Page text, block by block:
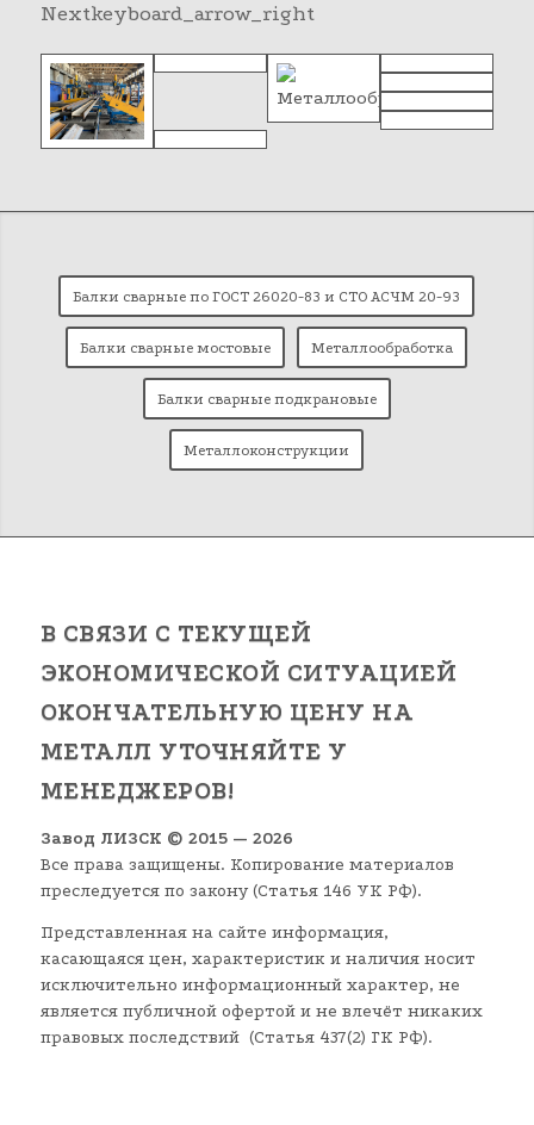
Nextkeyboard_arrow_right
Балки сварные по ГОСТ 26020-83 и СТО АСЧМ 20-93
Балки сварные мостовые Металлообработка
Балки сварные подкрановые
Металлоконструкции
В СВЯЗИ С ТЕКУЩЕЙ
ЭКОНОМИЧЕСКОЙ СИТУАЦИЕЙ
ОКОНЧАТЕЛЬНУЮ ЦЕНУ НА
МЕТАЛЛ УТОЧНЯЙТЕ У
МЕНЕДЖЕРОВ!
Завод ЛИЗСК © 2015 — 2026
Все права защищены. Копирование материалов
преследуется по закону (Статья 146 УК РФ).
Представленная на сайте информация,
касающаяся цен, характеристик и наличия носит
исключительно информационный характер, не
является публичной офертой и не влечёт никаких
правовых последствий (Статья 437(2) ГК РФ).